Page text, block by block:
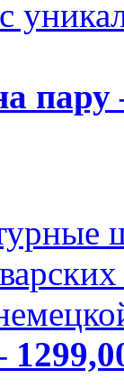
пару